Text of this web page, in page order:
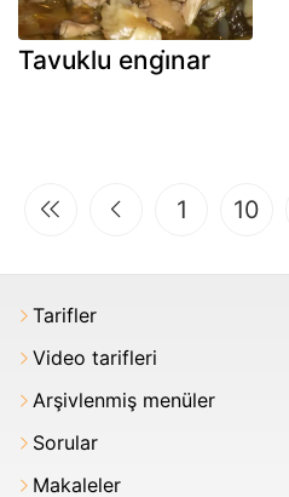
Tavuklu engi̇nar
1 10
Tarifler
Video tarifleri
Arşivlenmiş menüler
Sorular
Makaleler